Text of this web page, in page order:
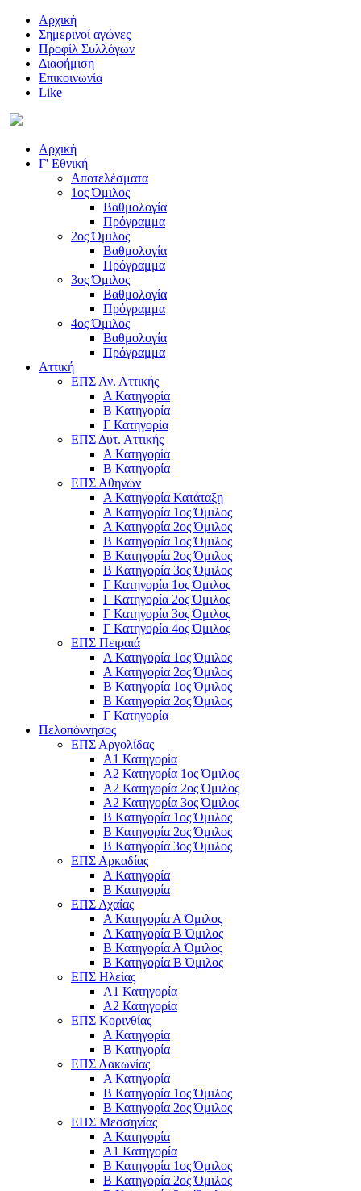
Αρχική
Σημερινοί αγώνες
Προφίλ Συλλόγων
Διαφήμιση
Επικοινωνία
Like
Αρχική
Γ' Εθνική
Αποτελέσματα
1ος Όμιλος
Βαθμολογία
Πρόγραμμα
2ος Όμιλος
Βαθμολογία
Πρόγραμμα
3ος Όμιλος
Βαθμολογία
Πρόγραμμα
4ος Όμιλος
Βαθμολογία
Πρόγραμμα
Αττική
ΕΠΣ Αν. Αττικής
Α Κατηγορία
Β Κατηγορία
Γ Κατηγορία
ΕΠΣ Δυτ. Αττικής
Α Κατηγορία
Β Κατηγορία
ΕΠΣ Αθηνών
Α Κατηγορία Κατάταξη
Α Κατηγορία 1ος Όμιλος
Α Κατηγορία 2ος Όμιλος
Β Κατηγορία 1ος Όμιλος
Β Κατηγορία 2ος Όμιλος
Β Κατηγορία 3ος Όμιλος
Γ Κατηγορία 1ος Όμιλος
Γ Κατηγορία 2ος Όμιλος
Γ Κατηγορία 3ος Όμιλος
Γ Κατηγορία 4ος Όμιλος
ΕΠΣ Πειραιά
Α Κατηγορία 1ος Όμιλος
Α Κατηγορία 2ος Όμιλος
Β Κατηγορία 1ος Όμιλος
Β Κατηγορία 2ος Όμιλος
Γ Κατηγορία
Πελοπόννησος
ΕΠΣ Αργολίδας
Α1 Κατηγορία
Α2 Κατηγορία 1ος Όμιλος
Α2 Κατηγορία 2ος Όμιλος
Α2 Κατηγορία 3ος Όμιλος
Β Κατηγορία 1ος Όμιλος
Β Κατηγορία 2ος Όμιλος
Β Κατηγορία 3ος Όμιλος
ΕΠΣ Αρκαδίας
Α Κατηγορία
Β Κατηγορία
ΕΠΣ Αχαΐας
Α Κατηγορία Α Όμιλος
Α Κατηγορία Β Όμιλος
Β Κατηγορία Α Όμιλος
Β Κατηγορία Β Όμιλος
ΕΠΣ Ηλείας
Α1 Κατηγορία
Α2 Κατηγορία
ΕΠΣ Κορινθίας
Α Κατηγορία
Β Κατηγορία
ΕΠΣ Λακωνίας
Α Κατηγορία
Β Κατηγορία 1ος Όμιλος
Β Κατηγορία 2ος Όμιλος
ΕΠΣ Μεσσηνίας
Α Κατηγορία
Α1 Κατηγορία
Β Κατηγορία 1ος Όμιλος
Β Κατηγορία 2ος Όμιλος